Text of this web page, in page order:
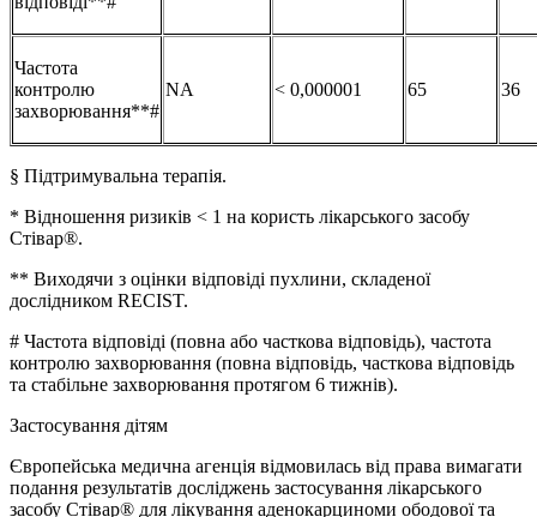
Частота
контролю
захворювання**#
NA < 0,000001 65 36
§ Підтримувальна терапія.
* Відношення ризиків < 1 на користь лікарського засобу
Стівар®.
** Виходячи з оцінки відповіді пухлини, складеної
дослідником RECIST.
# Частота відповіді (повна або часткова відповідь), частота
контролю захворювання (повна відповідь, часткова відповідь
та стабільне захворювання протягом 6 тижнів).
Застосування дітям
Європейська медична агенція відмовилась від права вимагати
подання результатів досліджень застосування лікарського
засобу Стівар® для лікування аденокарциноми ободової та